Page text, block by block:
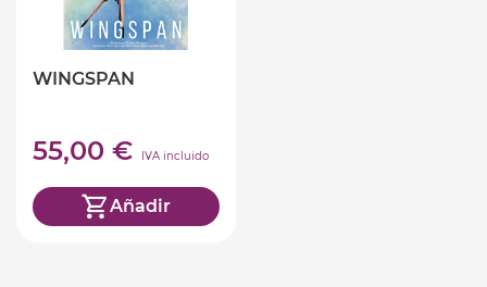
WINGSPAN
55,00 € IVA incluido
Añadir